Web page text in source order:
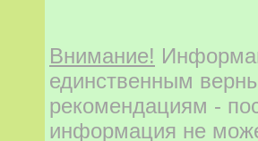
Внимание!
единственным
рекомендациям -
информация не